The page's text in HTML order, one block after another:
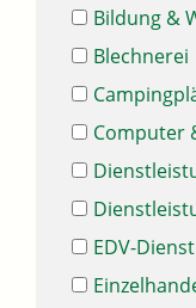
Bildung &
Blechnerei
Computer
EDV-